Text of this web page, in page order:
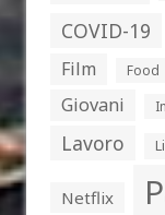
COVID-19
Film Food
Giovani
Lavoro
Netflix